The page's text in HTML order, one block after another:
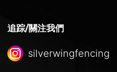
追踪/關注我們
silverwingfencing